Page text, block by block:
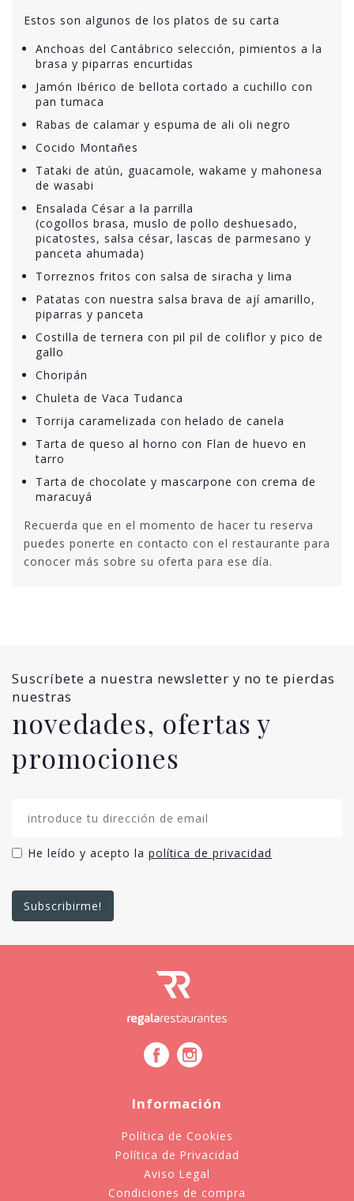
Estos son algunos de los platos de su carta
Anchoas del Cantábrico selección, pimientos a la
brasa y piparras encurtidas
Jamón Ibérico de bellota cortado a cuchillo con
pan tumaca
Rabas de calamar y espuma de ali oli negro
Cocido Montañes
Tataki de atún, guacamole, wakame y mahonesa
de wasabi
Ensalada César a la parrilla
(cogollos brasa, muslo de pollo deshuesado,
picatostes, salsa césar, lascas de parmesano y
panceta ahumada)
Torreznos fritos con salsa de siracha y lima
Patatas con nuestra salsa brava de ají amarillo,
piparras y panceta
Costilla de ternera con pil pil de coliflor y pico de
gallo
Choripán
Chuleta de Vaca Tudanca
Torrija caramelizada con helado de canela
Tarta de queso al horno con Flan de huevo en
tarro
Tarta de chocolate y mascarpone con crema de
maracuyá
Recuerda que en el momento de hacer tu reserva
puedes ponerte en contacto con el restaurante para
conocer más sobre su oferta para ese día.
Suscríbete a nuestra newsletter y no te pierdas
nuestras
novedades, ofertas y
promociones
He leído y acepto la política de privacidad
Información
Política de Cookies
Política de Privacidad
Aviso Legal
Condiciones de compra